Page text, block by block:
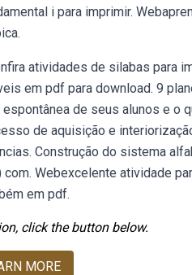
i para imprimir.
atividades de silabas para
em pdf para download. 9
de seus alunos e o
de aquisição e
Construção do sistema
Webexcelente atividade
em pdf.
click the button below.
MORE